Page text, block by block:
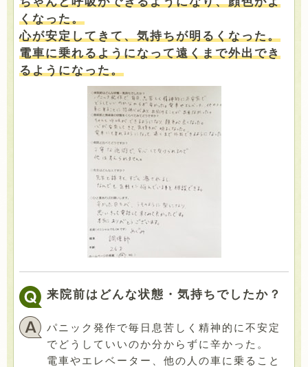
くなった。
心が安定してきて、気持ちが明るくなった。
電車に乗れるようになって遠くまで外出でき
るようになった。
来院前はどんな状態・気持ちでしたか？
パニック発作で毎日息苦しく精神的に不安定
でどうしていいのか分からずに辛かった。
電車やエレベーター、他の人の車に乗ること